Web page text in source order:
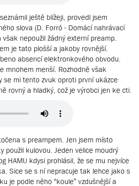
ještě blížeji, provedl jsem
slova (D. Forró - Domácí nahrávací
nepoužil žádný externí preamp.
je tato plošší a jakoby rovnější.
absencí elektronkového obvodu.
mnohem menší. Rozhodně však
se mi tento zvuk oproti první ukázce
rovný a hladký, což je výrobci jen ke cti.
s preampem. Jen jsem místo
použil kulovou. Jeden velice moudrý
HAMU kdysi prohlásil, že se mu nejvíce
Sice se s ní nepracuje tak lehce jako s
je podle něho “koule” vzdušnější a